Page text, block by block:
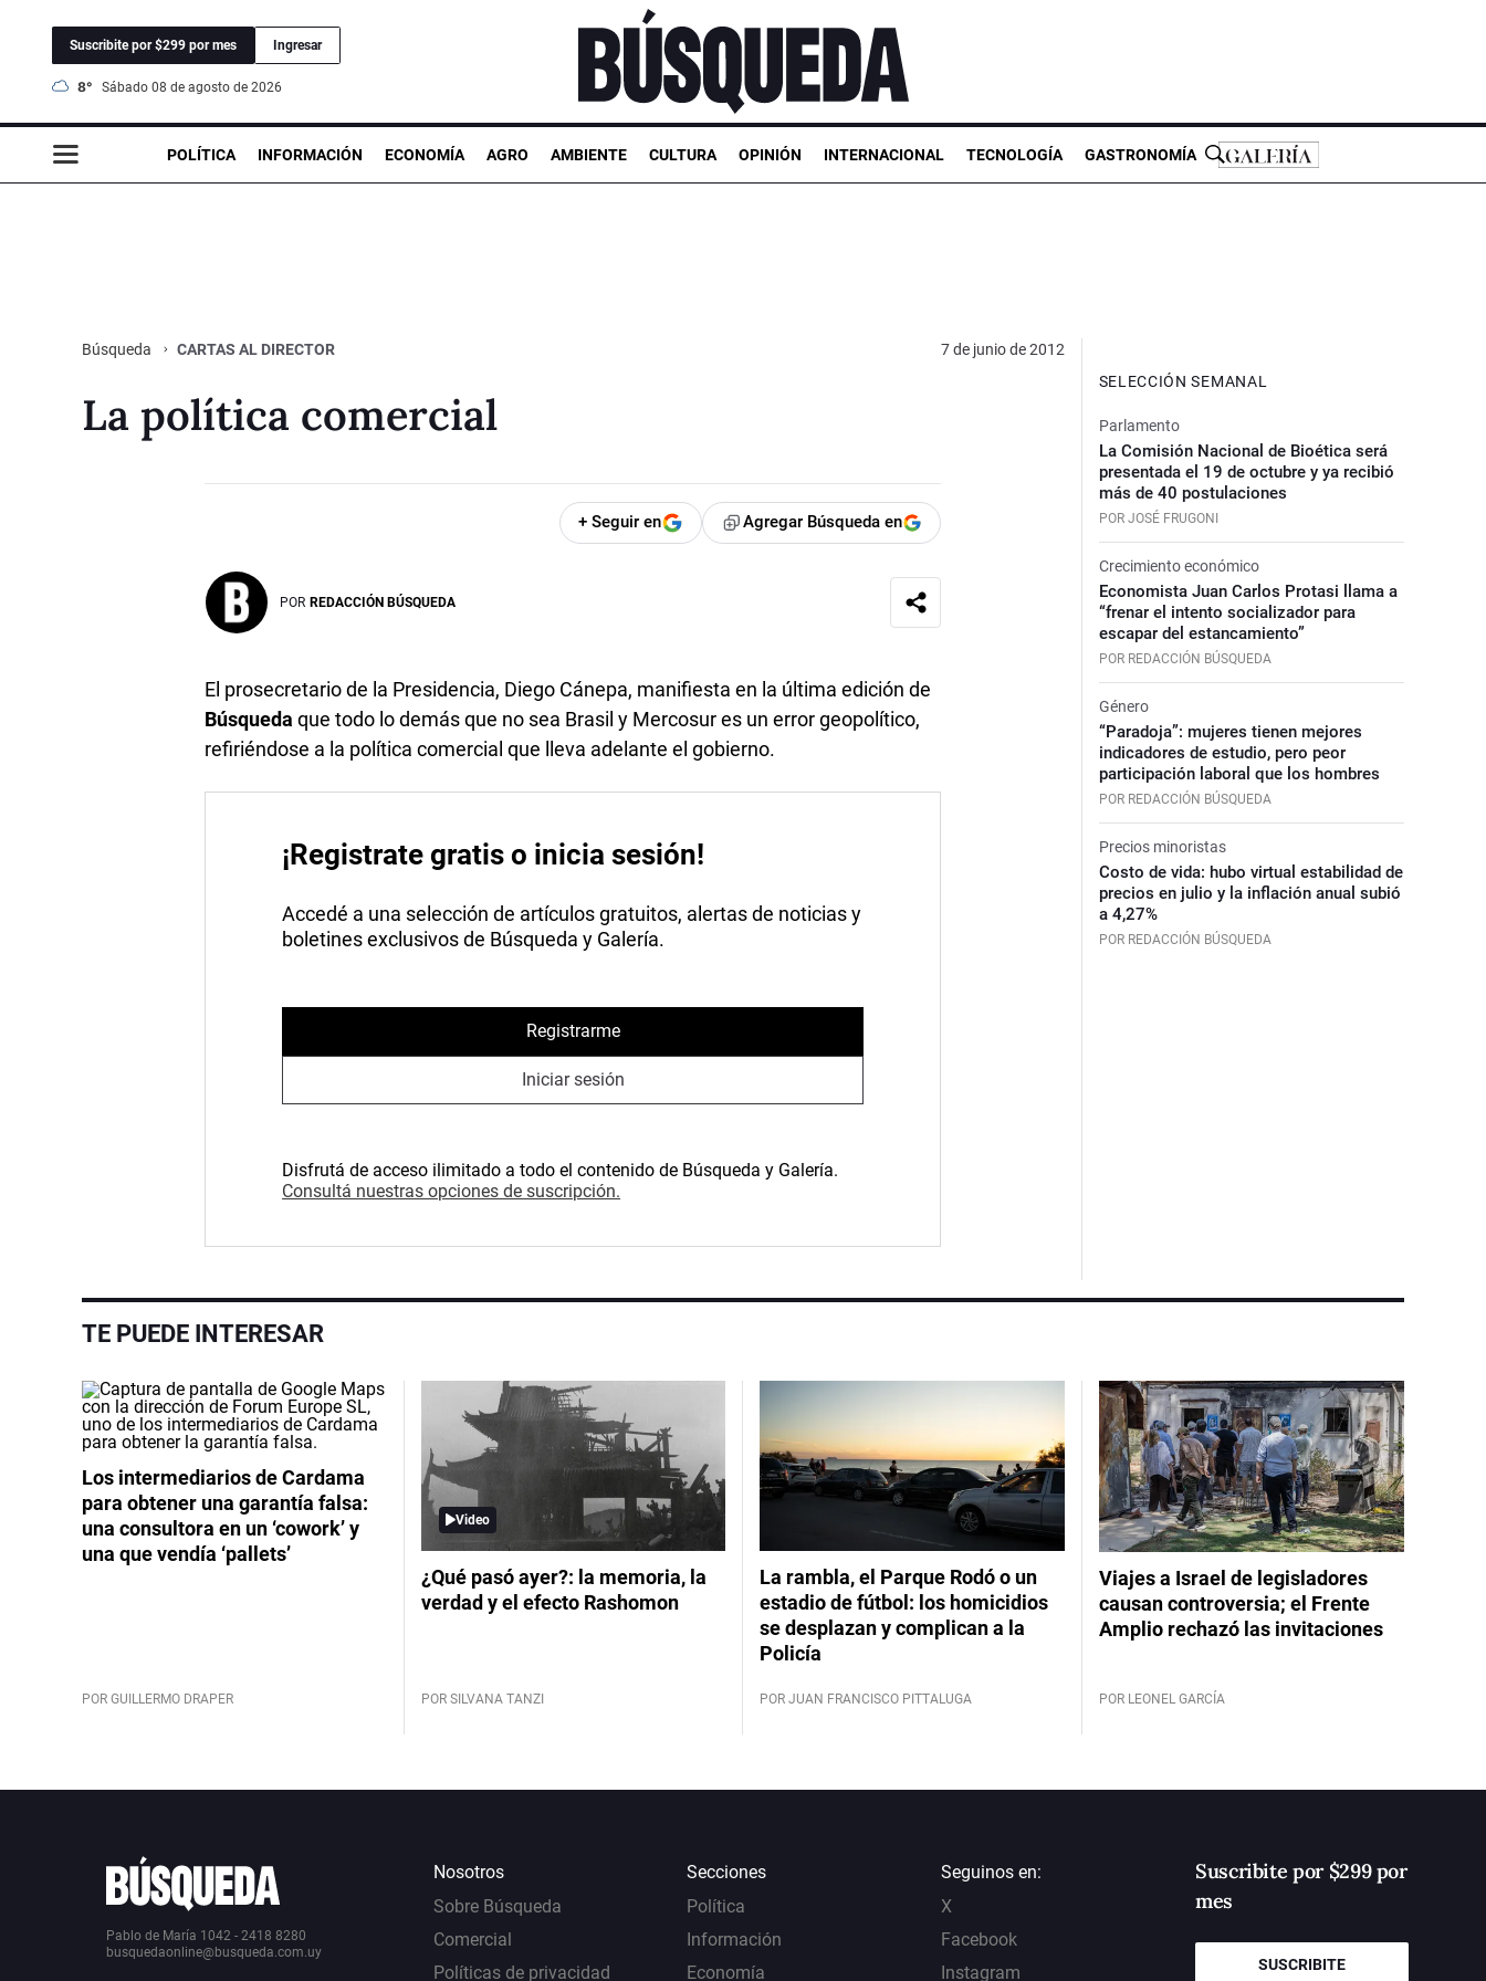
Suscribite por $299 por mes Ingresar
8° sábado 08 de agosto de 2026
POLÍTICA INFORMACIÓN ECONOMÍA AGRO AMBIENTE CULTURA OPINIÓN INTERNACIONAL TECNOLOGÍA GASTRONOMÍA
Búsqueda CARTAS AL DIRECTOR 7 de junio de 2012
La política comercial
+ Seguir en Agregar Búsqueda en
POR REDACCIÓN BÚSQUEDA
El prosecretario de la Presidencia, Diego Cánepa, manifiesta en la última edición de
Búsqueda que todo lo demás que no sea Brasil y Mercosur es un error geopolítico,
refiriéndose a la política comercial que lleva adelante el gobierno.
¡Registrate gratis o inicia sesión!
Accedé a una selección de artículos gratuitos, alertas de noticias y
boletines exclusivos de Búsqueda y Galería.
Registrarme
Iniciar sesión
Disfrutá de acceso ilimitado a todo el contenido de Búsqueda y Galería.
Consultá nuestras opciones de suscripción.
SELECCIÓN SEMANAL
Parlamento
La Comisión Nacional de Bioética será
presentada el 19 de octubre y ya recibió
más de 40 postulaciones
POR JOSÉ FRUGONI
Crecimiento económico
Economista Juan Carlos Protasi llama a
“frenar el intento socializador para
escapar del estancamiento”
POR REDACCIÓN BÚSQUEDA
Género
“Paradoja”: mujeres tienen mejores
indicadores de estudio, pero peor
participación laboral que los hombres
POR REDACCIÓN BÚSQUEDA
Precios minoristas
Costo de vida: hubo virtual estabilidad de
precios en julio y la inflación anual subió
a 4,27%
POR REDACCIÓN BÚSQUEDA
TE PUEDE INTERESAR
Los intermediarios de Cardama
para obtener una garantía falsa:
una consultora en un ‘cowork’ y
una que vendía ‘pallets’
POR GUILLERMO DRAPER
Video
¿Qué pasó ayer?: la memoria, la
verdad y el efecto Rashomon
POR SILVANA TANZI
La rambla, el Parque Rodó o un
estadio de fútbol: los homicidios
se desplazan y complican a la
Policía
POR JUAN FRANCISCO PITTALUGA
Viajes a Israel de legisladores
causan controversia; el Frente
Amplio rechazó las invitaciones
POR LEONEL GARCÍA
Pablo de María 1042 - 2418 8280
busquedaonline@busqueda.com.uy
Nosotros
Sobre Búsqueda
Comercial
Políticas de privacidad
Secciones
Política
Información
Economía
Seguinos en:
X
Facebook
Instagram
Suscribite por $299 por
mes
SUSCRIBITE